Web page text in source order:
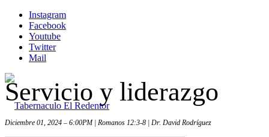
Instagram
Facebook
Youtube
Twitter
Mail
Servicio y liderazgo
Diciembre 01, 2024 – 6:00PM | Romanos 12:3-8 | Dr. David Rodríguez